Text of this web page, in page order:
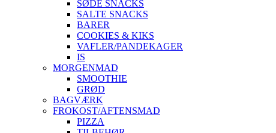
SØDE SNACKS
SALTE SNACKS
BARER
COOKIES & KIKS
VAFLER/PANDEKAGER
IS
MORGENMAD
SMOOTHIE
GRØD
BAGVÆRK
FROKOST/AFTENSMAD
PIZZA